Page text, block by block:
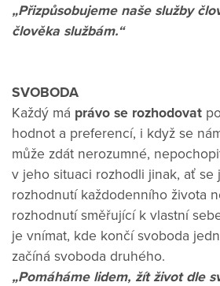
„Přizpůsobujeme naše služby
člověka službám.“
SVOBODA
Každý má právo se rozhodovat
hodnot a preferencí, i když se
může zdát nerozumné,
v jeho situaci rozhodli jinak, ať se
rozhodnutí každodenního života
rozhodnutí směřující k vlastní
je vnímat, kde končí svoboda
začíná svoboda druhého.
„Pomáháme lidem, žít život dle